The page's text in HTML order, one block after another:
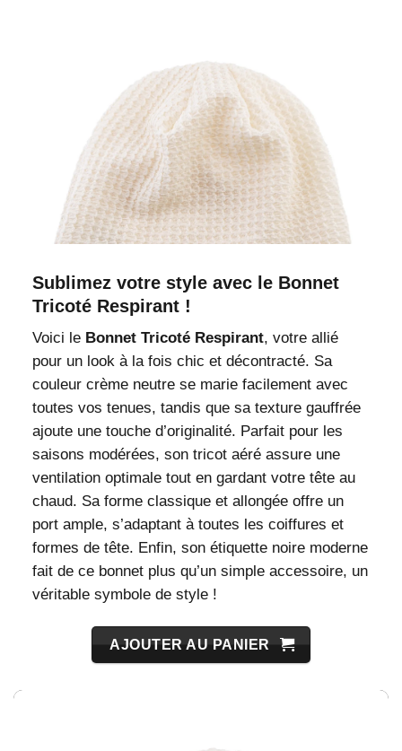
Sublimez votre style avec le Bonnet
Tricoté Respirant !
Voici le Bonnet Tricoté Respirant, votre allié
pour un look à la fois chic et décontracté. Sa
couleur crème neutre se marie facilement avec
toutes vos tenues, tandis que sa texture gauffrée
ajoute une touche d’originalité. Parfait pour les
saisons modérées, son tricot aéré assure une
ventilation optimale tout en gardant votre tête au
chaud. Sa forme classique et allongée offre un
port ample, s’adaptant à toutes les coiffures et
formes de tête. Enfin, son étiquette noire moderne
fait de ce bonnet plus qu’un simple accessoire, un
véritable symbole de style !
AJOUTER AU PANIER